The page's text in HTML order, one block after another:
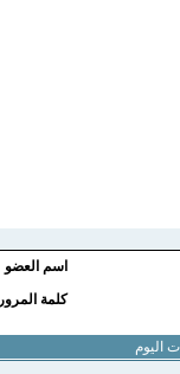
اسم العضو
كلمة المرور
اليوم